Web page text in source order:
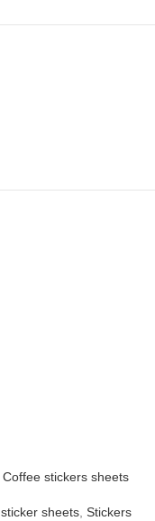
Coffee stickers sheets
sticker sheets, Stickers